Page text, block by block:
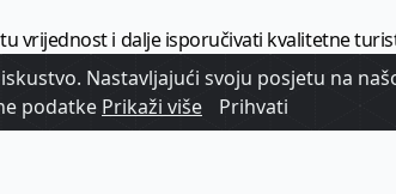
vrijednost i dalje isporučivati kvalitetne
1728 članaka godišnje
iz poslovnog svijeta hrvatskog
Nastavljajući svoju posjetu na
podatke Prikaži više Prihvati